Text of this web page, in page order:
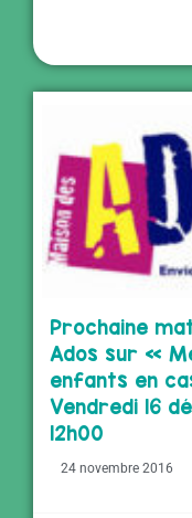
Prochaine
Ados sur «
enfants en
Vendredi 16
12h00
24 novembre 2016